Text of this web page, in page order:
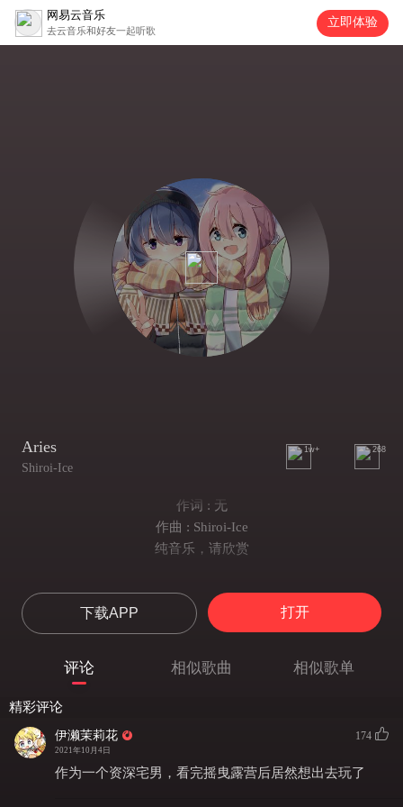
网易云音乐
去云音乐和好友一起听歌
立即体验
Aries
Shiroi-Ice
1w+ 268
作词 : 无
作曲 : Shiroi-Ice
纯音乐，请欣赏
下载APP 打开
评论 相似歌曲 相似歌单
精彩评论
伊濑茉莉花
2021年10月4日
174
作为一个资深宅男，看完摇曳露营后居然想出去玩了